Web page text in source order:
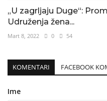
„U zagrljaju Duge“:
Udruženja žena...
Mart 8, 2022 0 54
KOMENTARI FACEBOOK
Ime